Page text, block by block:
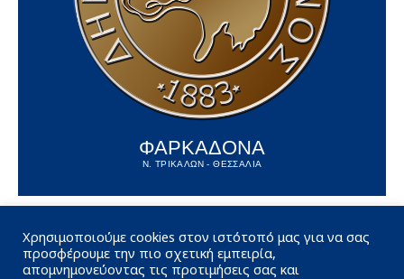
ΦΑΡΚΑΔΟΝΑ
Ν. ΤΡΙΚΑΛΩΝ - ΘΕΣΣΑΛΙΑ
Χρησιμοποιούμε cookies στον ιστότοπό μας για να σας
προσφέρουμε την πιο σχετική εμπειρία,
απομνημονεύοντας τις προτιμήσεις σας και